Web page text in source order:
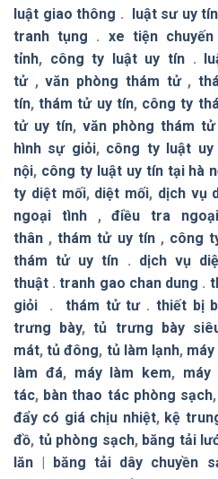
luật giao thông . luật sư uy tín
tranh tụng . xe tiện
tỉnh, công ty luật uy tín.
tử,văn phòng thám tử,
tín,thám tử uy tín, công ty
tử uy tín, văn phòng thám
hình sự giỏi, công ty luật uy
nội, công ty luật uy tín tại hà
ty diệt mối, diệt mối, dịch vụ
ngoại tình,điều tra
thân ,thám tử uy tín, công
thám tử uy tín . dịch vụ
thuật .tranh gao chan dung .
giỏi . thám tử tư. thiết bị
trưng bày,tủ trưng bày
mát,tủ đông, tủ làm lạnh,
làm đá, máy làm kem,
tác, bàn thao tác phòng sạch
đẩy có giá chịu nhiệt, kệ
đồ, tủ phòng sạch, băng tải
lăn
băng tải dây chuyền